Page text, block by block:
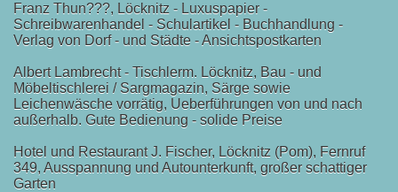
Franz Thun???, Löcknitz - Luxuspapier -
Schreibwarenhandel - Schulartikel - Buchhandlung -
Verlag von Dorf - und Städte - Ansichtspostkarten
Albert Lambrecht - Tischlerm. Löcknitz, Bau - und
Möbeltischlerei / Sargmagazin, Särge sowie
Leichenwäsche vorrätig, Ueberführungen von und nach
außerhalb. Gute Bedienung - solide Preise
Hotel und Restaurant J. Fischer, Löcknitz (Pom), Fernruf
349, Ausspannung und Autounterkunft, großer schattiger
Garten